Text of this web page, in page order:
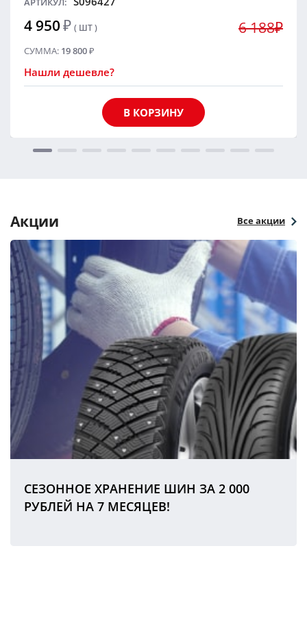
4 950₽ ( ШТ ) 6 188₽
СУММА: 19 800₽
Нашли дешевле?
В КОРЗИНУ
Акции Все акции
СЕЗОННОЕ ХРАНЕНИЕ ШИН ЗА 2 000
РУБЛЕЙ НА 7 МЕСЯЦЕВ!